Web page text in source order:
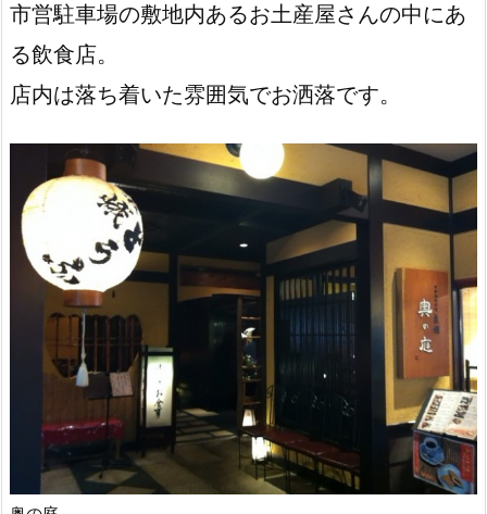
市営駐車場の敷地内あるお土産屋さんの中にあ
る飲食店。
店内は落ち着いた雰囲気でお洒落です。